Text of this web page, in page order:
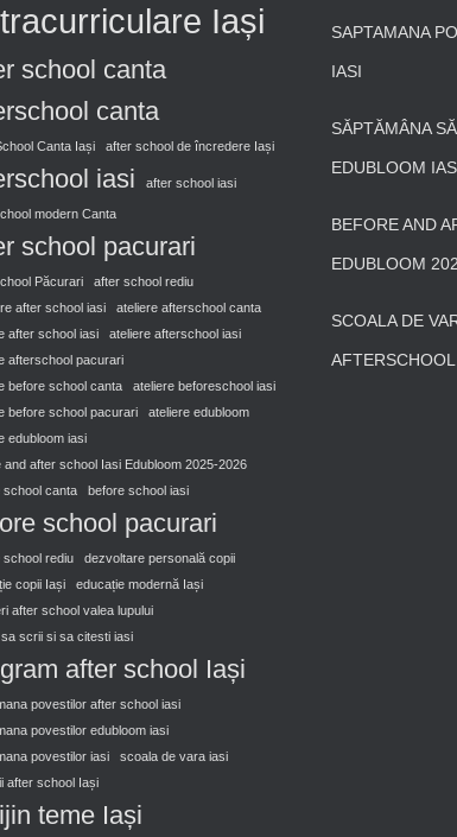
Iași
school canta
canta
Canta Iași after school de încredere Iași
iasi after school iasi
modern Canta
school pacurari
Păcurari
after school rediu
after school iasi
ateliere afterschool canta
after school iasi
ateliere afterschool iasi
afterschool pacurari
before school canta
ateliere beforeschool iasi
before school pacurari
ateliere edubloom
edubloom iasi
and after school Iasi Edubloom 2025-2026
school canta
before school iasi
school pacurari
school rediu
dezvoltare personală copii
copii Iași
educație modernă Iași
after school valea lupului
scrii si sa citesti iasi
after school Iași
povestilor after school iasi
povestilor edubloom iasi
povestilor iasi
scoala de vara iasi
after school Iași
teme Iași
SAPTAMANA
IASI
SĂPTĂMÂNA
EDUBLOOM
BEFORE AND
EDUBLOOM
SCOALA DE
AFTERSCHOOL